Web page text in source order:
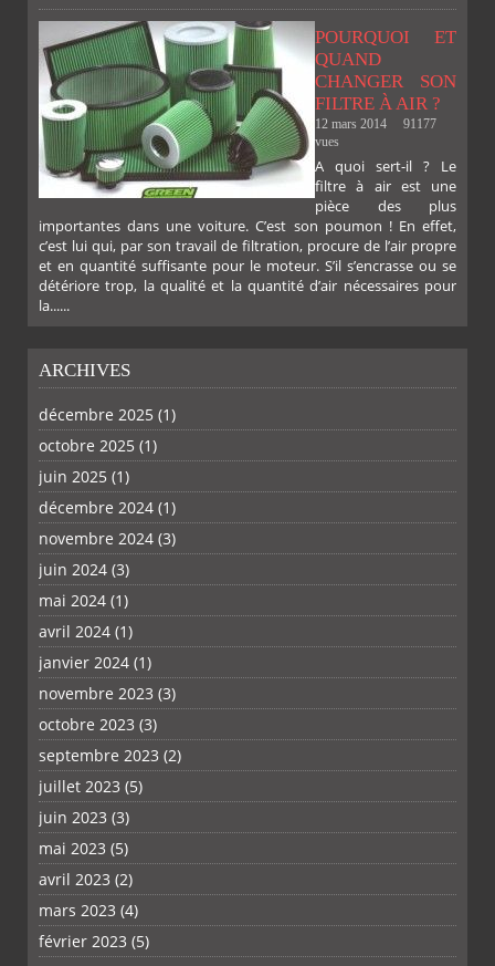
PLUS
POURQUOI ET
QUAND
CHANGER SON
FILTRE À AIR ?
12 mars 2014
91177
vues
A quoi sert-il ? Le
filtre à air est une
pièce des plus
importantes dans une voiture. C’est son poumon ! En effet,
c’est lui qui, par son travail de filtration, procure de l’air propre
et en quantité suffisante pour le moteur. S’il s’encrasse ou se
détériore trop, la qualité et la quantité d’air nécessaires pour
la......
ARCHIVES
décembre 2025 (1)
octobre 2025 (1)
juin 2025 (1)
décembre 2024 (1)
novembre 2024 (3)
juin 2024 (3)
mai 2024 (1)
avril 2024 (1)
janvier 2024 (1)
novembre 2023 (3)
octobre 2023 (3)
septembre 2023 (2)
juillet 2023 (5)
juin 2023 (3)
mai 2023 (5)
avril 2023 (2)
mars 2023 (4)
février 2023 (5)